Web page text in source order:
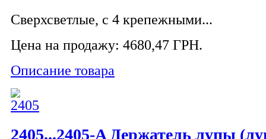
Сверхсветлые, с 4 крепежными...
Цена на продажу: 4680,47 ГРН.
Описание товара
2405...2405-A Держатель лупы